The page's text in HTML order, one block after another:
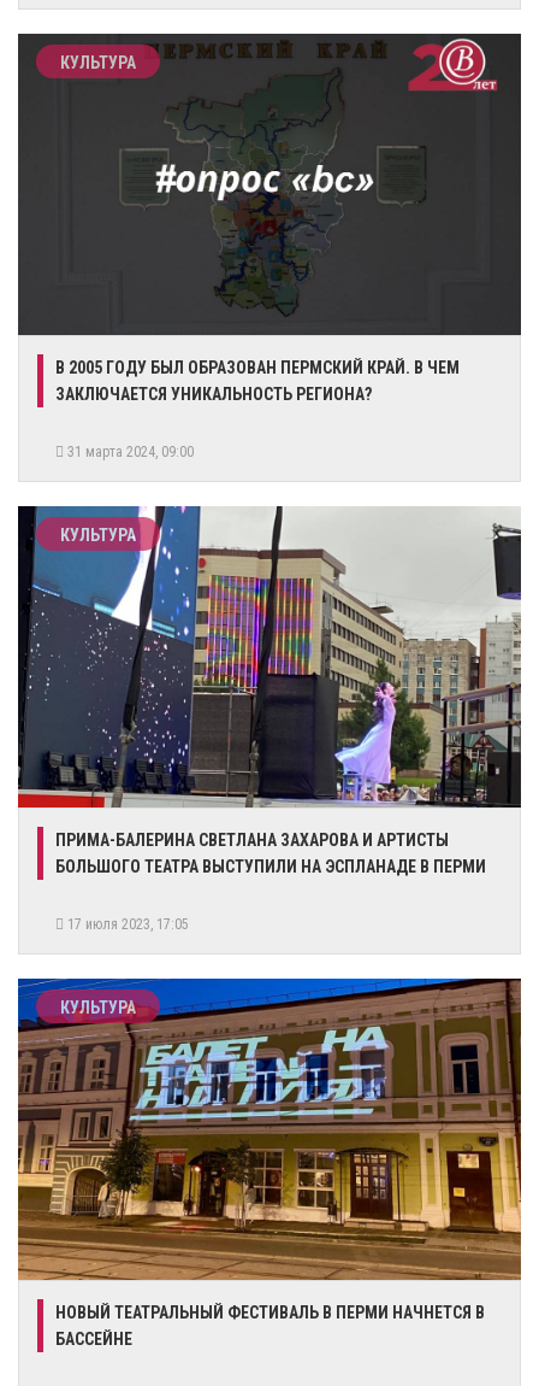
КУЛЬТУРА
​В 2005 ГОДУ БЫЛ ОБРАЗОВАН ПЕРМСКИЙ КРАЙ. В ЧЕМ
ЗАКЛЮЧАЕТСЯ УНИКАЛЬНОСТЬ РЕГИОНА?
31 марта 2024, 09:00
КУЛЬТУРА
​ПРИМА-БАЛЕРИНА СВЕТЛАНА ЗАХАРОВА И АРТИСТЫ
БОЛЬШОГО ТЕАТРА ВЫСТУПИЛИ НА ЭСПЛАНАДЕ В ПЕРМИ
17 июля 2023, 17:05
КУЛЬТУРА
НОВЫЙ ТЕАТРАЛЬНЫЙ ФЕСТИВАЛЬ В ПЕРМИ НАЧНЕТСЯ В
БАССЕЙНЕ